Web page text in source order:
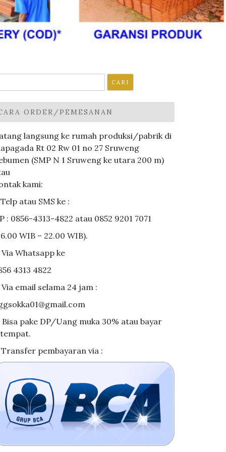
ORDER/PEMESANAN
langsung ke rumah produksi/pabrik di
Rt 02 Rw 01 no 27 Sruweng
(SMP N 1 Sruweng ke utara 200 m)
kami:
Telp atau SMS ke :
: 0856-4313-4822 atau 0852 9201 7071
WIB – 22.00 WIB).
Via Whatsapp ke
4313 4822
Via email selama 24 jam :
Bisa pake DP/Uang muka 30% atau bayar
Transfer pembayaran via :